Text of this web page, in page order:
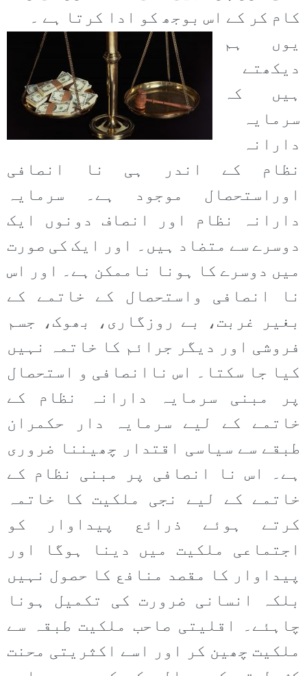
کام کر کے اس بوجھ کو ادا کرتا ہے ۔
یوں ہم
دیکھتے
ہیں کہ
سرمایہ
دارانہ
نظام کے اندر ہی نا انصافی
اوراستحصال موجود ہے۔ سرمایہ
دارانہ نظام اور انصاف دونوں ایک
دوسرے سے متضاد ہیں۔ اور ایک کی صورت
میں دوسرے کا ہونا ناممکن ہے۔ اور اس
نا انصافی واستحصال کے خاتمے کے
بغیر غربت، بے روزگاری، بھوک، جسم
فروشی اور دیگر جرائم کا خاتمہ نہیں
کیا جا سکتا۔ اس ناانصافی و استحصال
پر مبنی سرمایہ دارانہ نظام کے
خاتمے کے لیے سرمایہ دار حکمران
طبقے سے سیاسی اقتدار چھیننا ضروری
ہے۔ اس نا انصافی پر مبنی نظام کے
خاتمے کے لیے نجی ملکیت کا خاتمہ
کرتے ہوئے ذرائع پیداوار کو
اجتماعی ملکیت میں دینا ہوگا اور
پیداوار کا مقصد منافع کا حصول نہیں
بلکہ انسانی ضرورت کی تکمیل ہونا
چاہئے۔ اقلیتی صاحب ملکیت طبقہ سے
ملکیت چھین کر اور اسے اکثریتی محنت